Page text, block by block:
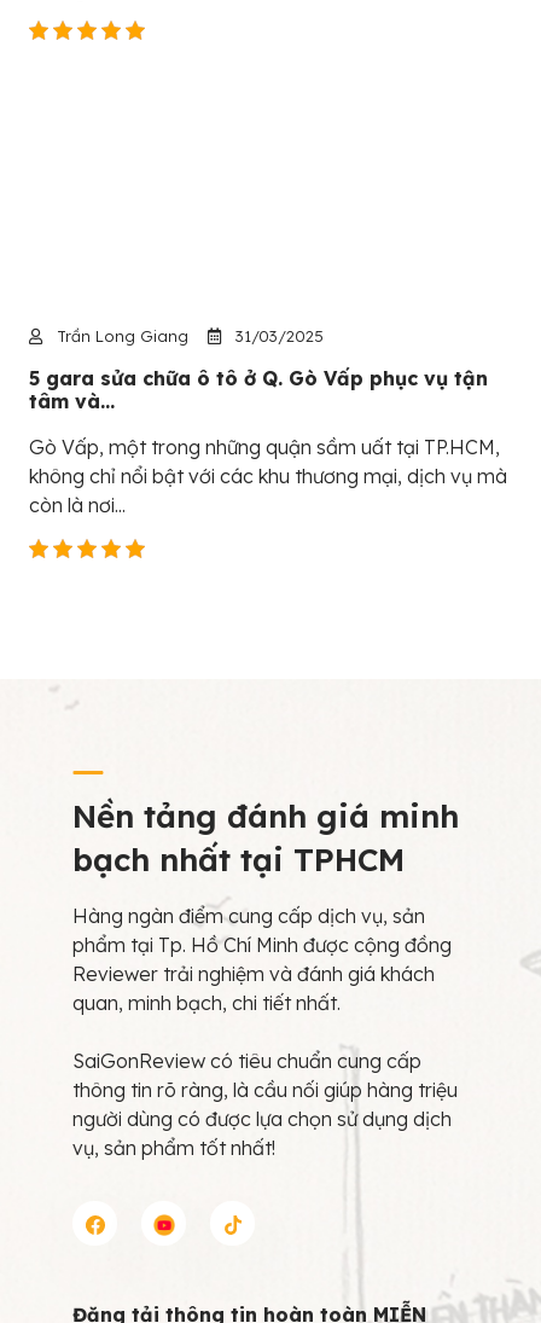
Trần Long Giang 31/03/2025
5 gara sửa chữa ô tô ở Q. Gò Vấp phục vụ tận
tâm và...
Gò Vấp, một trong những quận sầm uất tại TP.HCM,
không chỉ nổi bật với các khu thương mại, dịch vụ mà
còn là nơi...
Nền tảng đánh giá minh
bạch nhất tại TPHCM
Hàng ngàn điểm cung cấp dịch vụ, sản
phẩm tại Tp. Hồ Chí Minh được cộng đồng
Reviewer trải nghiệm và đánh giá khách
quan, minh bạch, chi tiết nhất.
SaiGonReview có tiêu chuẩn cung cấp
thông tin rõ ràng, là cầu nối giúp hàng triệu
người dùng có được lựa chọn sử dụng dịch
vụ, sản phẩm tốt nhất!
Đăng tải thông tin hoàn toàn MIỄN